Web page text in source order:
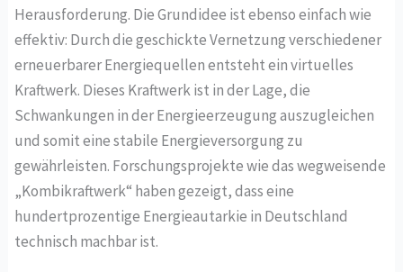
Herausforderung. Die Grundidee ist ebenso einfach wie
effektiv: Durch die geschickte Vernetzung verschiedener
erneuerbarer Energiequellen entsteht ein virtuelles
Kraftwerk. Dieses Kraftwerk ist in der Lage, die
Schwankungen in der Energieerzeugung auszugleichen
und somit eine stabile Energieversorgung zu
gewährleisten. Forschungsprojekte wie das wegweisende
„Kombikraftwerk“ haben gezeigt, dass eine
hundertprozentige Energieautarkie in Deutschland
technisch machbar ist.